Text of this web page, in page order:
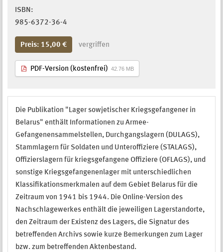
ISBN:
985-6372-36-4
Preis: 15,00 € vergriffen
PDF-Version (kostenfrei) 42.76 MB
Die Publikation "Lager sowjetischer Kriegsgefangener in
Belarus" enthält Informationen zu Armee-
Gefangenensammelstellen, Durchgangslagern (DULAGS),
Stammlagern für Soldaten und Unteroffiziere (STALAGS),
Offizierslagern für kriegsgefangene Offiziere (OFLAGS), und
sonstige Kriegsgefangenenlager mit unterschiedlichen
Klassifikationsmerkmalen auf dem Gebiet Belarus für die
Zeitraum von 1941 bis 1944. Die Online-Version des
Nachschlagewerkes enthält die jeweiligen Lagerstandorte,
den Zeitraum der Existenz des Lagers, die Signatur des
betreffenden Archivs sowie kurze Bemerkungen zum Lager
bzw. zum betreffenden Aktenbestand.